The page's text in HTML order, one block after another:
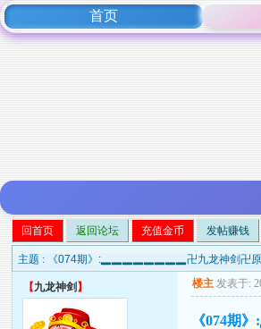
首页
回首页 返回论坛 充值金币 发帖赚钱
主题 : 《074期》:▂▂▂▂▂▂▂▂卍九龙神剑
【九龙神剑 】 楼主 发表于:
《074